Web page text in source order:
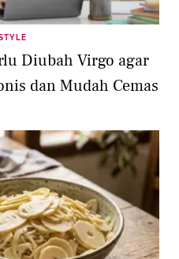
Diubah Virgo agar
dan Mudah Cemas